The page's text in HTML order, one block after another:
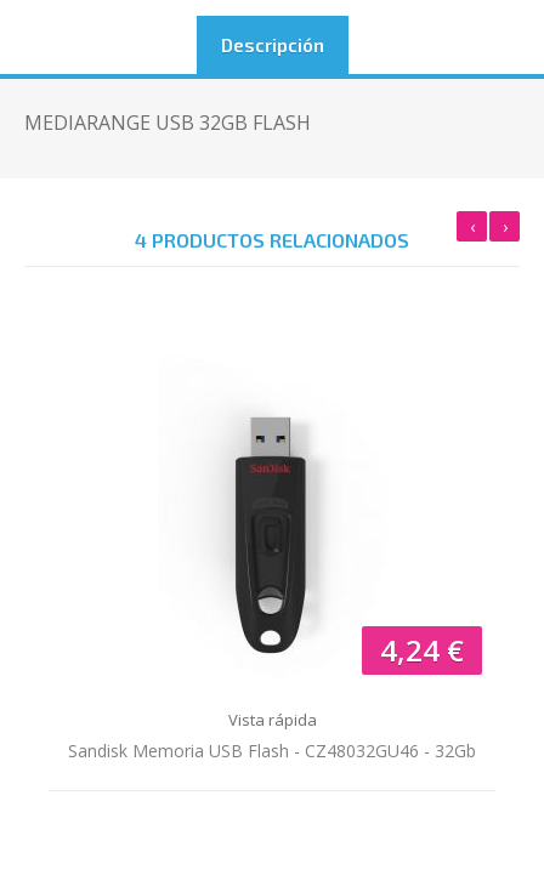
Descripción
MEDIARANGE USB 32GB FLASH
4 PRODUCTOS RELACIONADOS
‹ ›
Vista rápida
4,24 €
Sandisk Memoria USB Flash - CZ48032GU46 - 32Gb